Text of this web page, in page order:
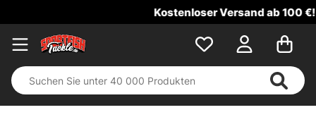
Kostenloser Versand ab 100 €!